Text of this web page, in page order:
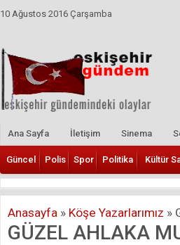
10 Ağustos 2016 Çarşamba
Ana Sayfa İletişim Sinema
Güncel Polis Spor Politika Kültür
Anasayfa » Köşe Yazarlarımız »
GÜZEL AHLAKA